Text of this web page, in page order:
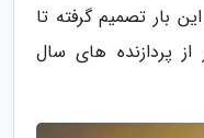
و این بار تصمیم گرفته تا
پردازنده های سال